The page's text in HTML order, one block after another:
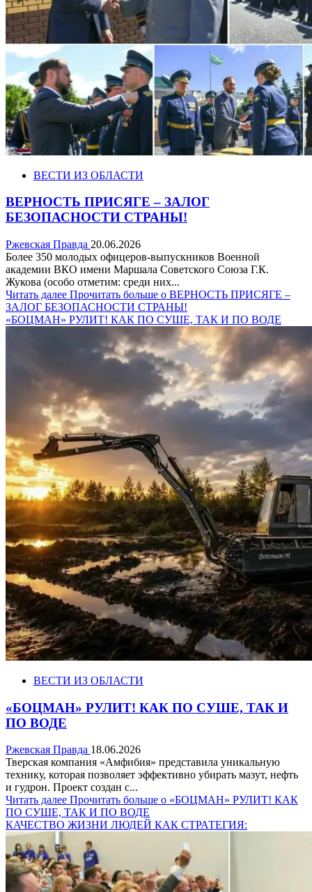
ВЕСТИ ИЗ ОБЛАСТИ
ВЕРНОСТЬ ПРИСЯГЕ – ЗАЛОГ
БЕЗОПАСНОСТИ СТРАНЫ!
Ржевская Правда 20.06.2026
Более 350 молодых офицеров-выпускников Военной
академии ВКО имени Маршала Советского Союза Г.К.
Жукова (особо отметим: среди них...
Читать далее Прочитать больше о ВЕРНОСТЬ ПРИСЯГЕ –
ЗАЛОГ БЕЗОПАСНОСТИ СТРАНЫ!
«БОЦМАН» РУЛИТ! КАК ПО СУШЕ, ТАК И ПО ВОДЕ
ВЕСТИ ИЗ ОБЛАСТИ
«БОЦМАН» РУЛИТ! КАК ПО СУШЕ, ТАК И
ПО ВОДЕ
Ржевская Правда 18.06.2026
Тверская компания «Амфибия» представила уникальную
технику, которая позволяет эффективно убирать мазут, нефть
и гудрон. Проект создан с...
Читать далее Прочитать больше о «БОЦМАН» РУЛИТ! КАК
ПО СУШЕ, ТАК И ПО ВОДЕ
КАЧЕСТВО ЖИЗНИ ЛЮДЕЙ КАК СТРАТЕГИЯ: